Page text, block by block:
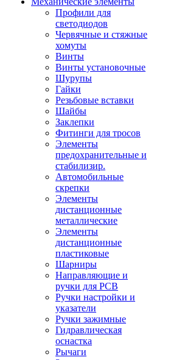
Профили для
светодиодов
Червячные и стяжные
хомуты
Винты
Винты установочные
Шурупы
Гайки
Резьбовые вставки
Шайбы
Заклепки
Фитинги для тросов
Элементы
предохранительные и
стабилизир.
Автомобильные
скрепки
Элементы
дистанционные
металлические
Элементы
дистанционные
пластиковые
Шарниры
Направляющие и
ручки для PCB
Ручки настройки и
указатели
Ручки зажимные
Гидравлическая
оснастка
Рычаги